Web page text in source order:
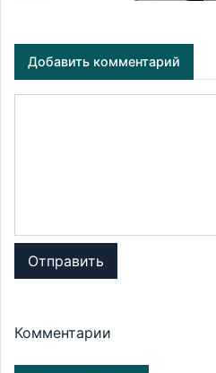
Добавить комментарий
Отправить
Комментарии